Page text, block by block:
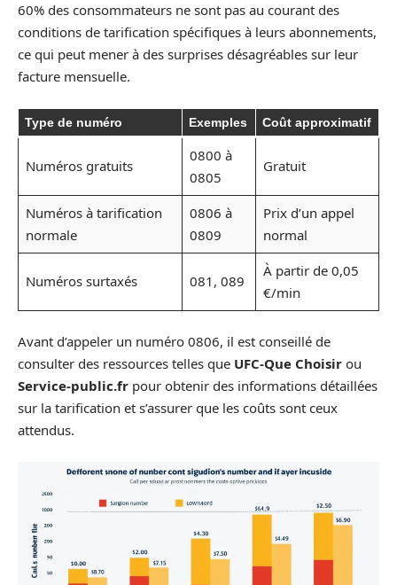
60% des consommateurs ne sont pas au courant des
conditions de tarification spécifiques à leurs abonnements,
ce qui peut mener à des surprises désagréables sur leur
facture mensuelle.
Type de numéro Exemples Coût approximatif
Numéros gratuits
0800 à
0805
Gratuit
Numéros à tarification
normale
0806 à
0809
Prix d’un appel
normal
Numéros surtaxés 081, 089
À partir de 0,05
€/min
Avant d’appeler un numéro 0806, il est conseillé de
consulter des ressources telles que UFC-Que Choisir ou
Service-public.fr pour obtenir des informations détaillées
sur la tarification et s’assurer que les coûts sont ceux
attendus.